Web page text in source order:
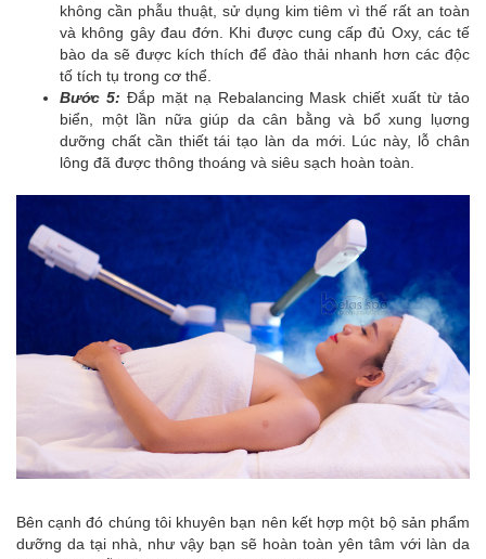
không cần phẫu thuật, sử dụng kim tiêm vì thế rất an toàn
và không gây đau đớn. Khi được cung cấp đủ Oxy, các tế
bào da sẽ được kích thích để đào thải nhanh hơn các độc
tố tích tụ trong cơ thể.
Bước 5: Đắp mặt nạ Rebalancing Mask chiết xuất từ tảo
biển, một lần nữa giúp da cân bằng và bổ xung lụơng
dưỡng chất cần thiết tái tạo làn da mới. Lúc này, lỗ chân
lông đã được thông thoáng và siêu sạch hoàn toàn.
Bên cạnh đó chúng tôi khuyên bạn nên kết hợp một bộ sản phẩm
dưỡng da tại nhà, như vậy bạn sẽ hoàn toàn yên tâm với làn da